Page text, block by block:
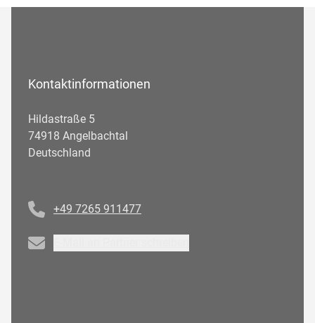
Kontaktinformationen
Hildastraße 5
74918 Angelbachtal
Deutschland
+49 7265 911477
Email